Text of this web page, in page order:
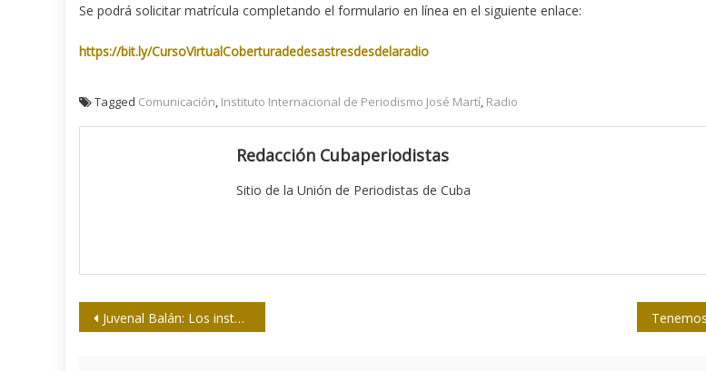
Se podrá solicitar matrícula completando el formulario en línea en el siguiente enlace:
https://bit.ly/CursoVirtualCoberturadedesastresdesdelaradio
Tagged Comunicación Instituto Internacional de Periodismo José Martí Radio
Redacción Cubaperiodistas
Sitio de la Unión de Periodistas de Cuba
Navegación
Juvenal Balán: Los instantes son únicos e irrepetibles